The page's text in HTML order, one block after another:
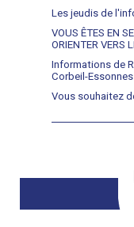
Les jeudis de
VOUS ÊTES EN
ORIENTER VERS
Informations de
Corbeil-Essonnes
Vous souhaitez